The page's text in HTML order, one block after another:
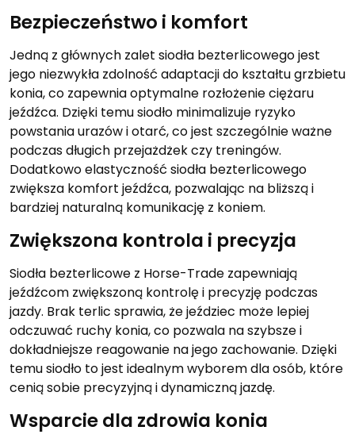
Bezpieczeństwo i komfort
Jedną z głównych zalet siodła bezterlicowego jest
jego niezwykła zdolność adaptacji do kształtu grzbietu
konia, co zapewnia optymalne rozłożenie ciężaru
jeźdźca. Dzięki temu siodło minimalizuje ryzyko
powstania urazów i otarć, co jest szczególnie ważne
podczas długich przejażdżek czy treningów.
Dodatkowo elastyczność siodła bezterlicowego
zwiększa komfort jeźdźca, pozwalając na bliższą i
bardziej naturalną komunikację z koniem.
Zwiększona kontrola i precyzja
Siodła bezterlicowe z Horse-Trade zapewniają
jeźdźcom zwiększoną kontrolę i precyzję podczas
jazdy. Brak terlic sprawia, że jeździec może lepiej
odczuwać ruchy konia, co pozwala na szybsze i
dokładniejsze reagowanie na jego zachowanie. Dzięki
temu siodło to jest idealnym wyborem dla osób, które
cenią sobie precyzyjną i dynamiczną jazdę.
Wsparcie dla zdrowia konia